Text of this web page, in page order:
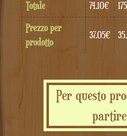
Totale
74.10€
Prezzo per
prodotto
37.05€
Per questo